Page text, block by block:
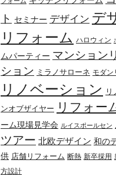
ト セミナー デザイン デ
リフォーム ハロウィン
ムパーティー マンション
ション ミラノサローネ モダン
リノベーション
リ
ンオブザイヤー
リフォー
ーム現場見学会 ルイスポールセン
ツアー 北欧デザイン 和の
供 店舗リフォーム 断熱 新卒採用
方設計